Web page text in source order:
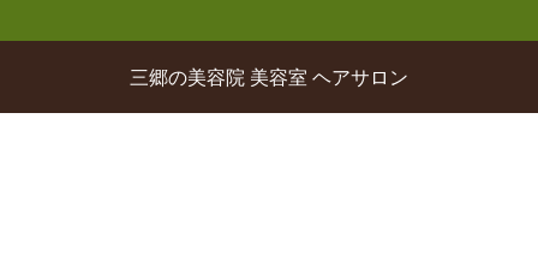
三郷の美容院 美容室 ヘアサロン